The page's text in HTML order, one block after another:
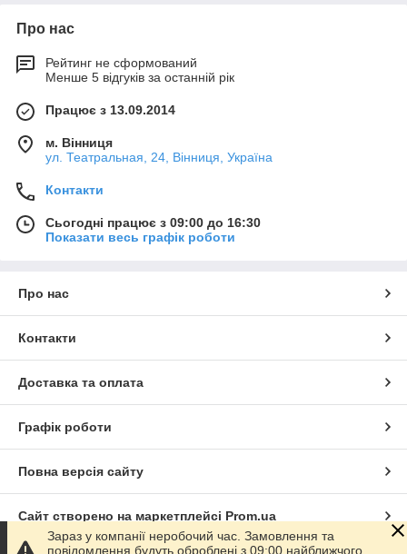
Про нас
Рейтинг не сформований
Менше 5 відгуків за останній рік
Працює з 13.09.2014
м. Вінниця
ул. Театральная, 24, Вінниця, Україна
Контакти
Сьогодні працює з 09:00 до 16:30
Показати весь графік роботи
Про нас
Контакти
Доставка та оплата
Графік роботи
Повна версія сайту
Сайт створено на маркетплейсі Prom.ua
Зараз у компанії неробочий час. Замовлення та
повідомлення будуть оброблені з 09:00 найближчого